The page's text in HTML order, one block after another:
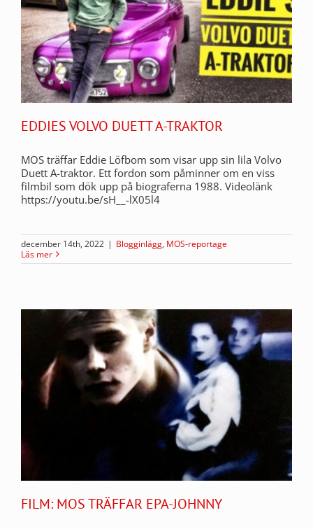
EDDIES VOLVO DUETT A-TRAKTOR
MOS träffar Eddie Löfbom som visar upp sin lila Volvo
Duett A-traktor. Ett fordon som påminner om en viss
filmbil som dök upp på biograferna 1988. Videolänk
https://youtu.be/sH__-lX05l4
december 14th, 2022 | Blogginlägg, MOS-reportage
Läs mer
FILM: MOS TRÄFFAR EPA-JOHNNY